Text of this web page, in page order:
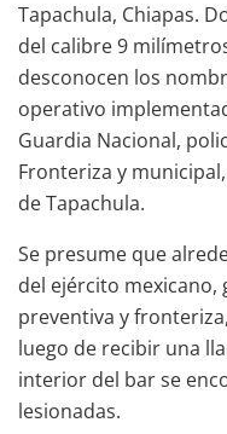
Tapachula, Chiapas.
del calibre 9
desconocen los
operativo
Guardia Nacional,
Fronteriza y
de Tapachula.
Se presume que
del ejército mexicano,
preventiva y
luego de recibir una
interior del bar se
lesionadas.